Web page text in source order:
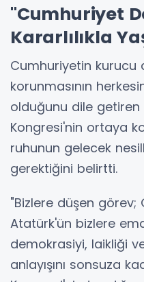
"Cumhuriyet
Kararlılıkla
Cumhuriyetin kurucu
korunmasının
olduğunu dile getiren
Kongresi'nin ortaya
ruhunun gelecek
gerektiğini belirtti.
"Bizlere düşen
Atatürk'ün bizlere
demokrasiyi, laikliği
anlayışını sonsuza